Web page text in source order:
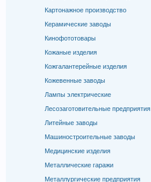
Картонажное производство
Керамические заводы
Кинофототовары
Кожаные изделия
Кожгалантерейные изделия
Кожевенные заводы
Лампы электрические
Лесозаготовительные предприятия
Литейные заводы
Машиностроительные заводы
Медицинские изделия
Металлические гаражи
Металлургические предприятия